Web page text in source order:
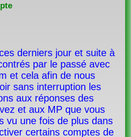
derniers jour et suite à
par le passé avec
et cela afin de nous
sans interruption les
aux réponses des
et aux MP que vous
vu une fois de plus dans
certains comptes de